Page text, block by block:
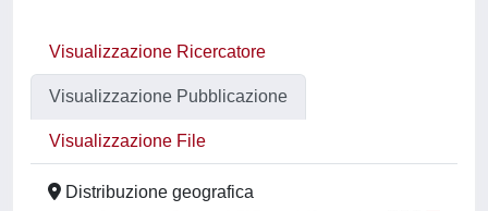
Visualizzazione Ricercatore
Visualizzazione Pubblicazione
Visualizzazione File
Distribuzione geografica